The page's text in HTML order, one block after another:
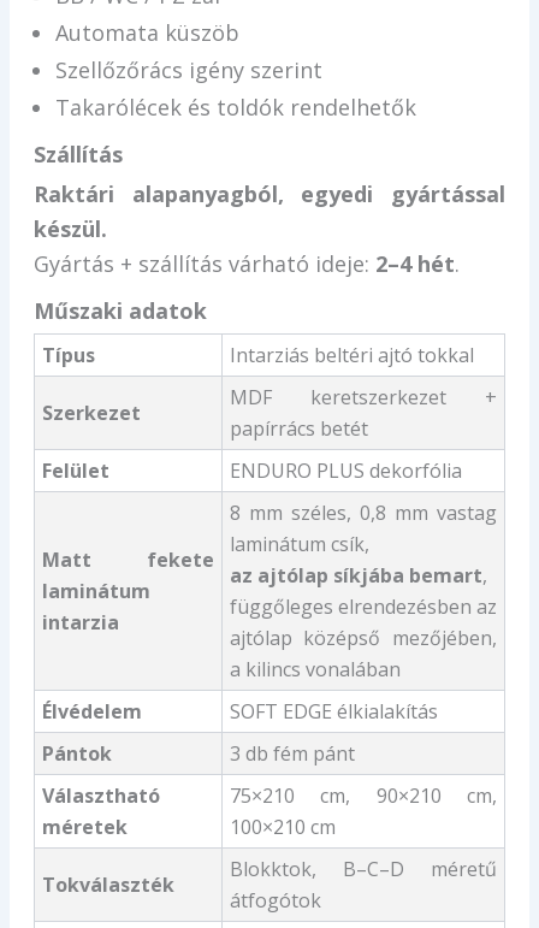
Automata küszöb
Szellőzőrács igény szerint
Takarólécek és toldók rendelhetők
Szállítás
Raktári alapanyagból, egyedi gyártással
készül.
Gyártás + szállítás várható ideje: 2–4 hét.
Műszaki adatok
Típus Intarziás beltéri ajtó tokkal
Szerkezet
MDF keretszerkezet +
papírrács betét
Felület
ENDURO PLUS dekorfólia
Matt fekete
laminátum
intarzia
8 mm széles, 0,8 mm vastag
laminátum csík,
az ajtólap síkjába bemart,
függőleges elrendezésben az
ajtólap középső mezőjében,
a kilincs vonalában
Élvédelem
SOFT EDGE élkialakítás
Pántok
3 db fém pánt
Választható
méretek
75×210 cm, 90×210 cm,
100×210 cm
Tokválaszték
Blokktok, B–C–D méretű
átfogótok